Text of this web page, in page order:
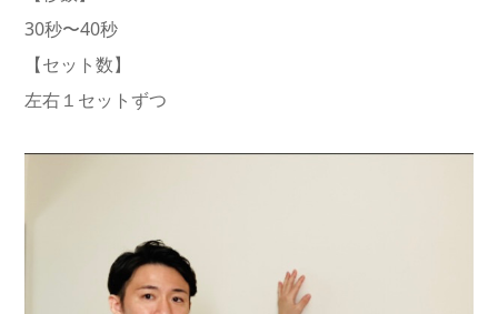
30秒〜40秒
【セット数】
左右１セットずつ